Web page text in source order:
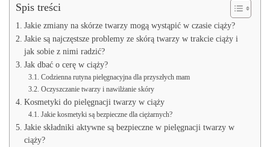
Spis treści
Jakie zmiany na skórze twarzy mogą wystąpić w czasie ciąży?
Jakie są najczęstsze problemy ze skórą twarzy w trakcie ciąży i
jak sobie z nimi radzić?
Jak dbać o cerę w ciąży?
Codzienna rutyna pielęgnacyjna dla przyszłych mam
Oczyszczanie twarzy i nawilżanie skóry
Kosmetyki do pielęgnacji twarzy w ciąży
Jakie kosmetyki są bezpieczne dla ciężarnych?
Jakie składniki aktywne są bezpieczne w pielęgnacji twarzy w
ciąży?